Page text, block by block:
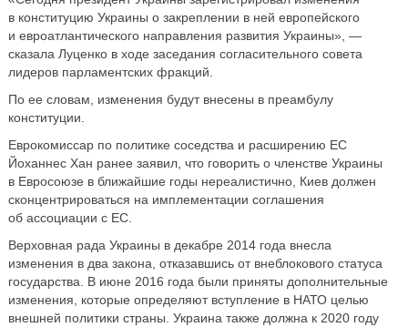
в конституцию Украины о закреплении в ней европейского
и евроатлантического направления развития Украины», —
сказала Луценко в ходе заседания согласительного совета
лидеров парламентских фракций.
По ее словам, изменения будут внесены в преамбулу
конституции.
Еврокомиссар по политике соседства и расширению ЕС
Йоханнес Хан ранее заявил, что говорить о членстве Украины
в Евросоюзе в ближайшие годы нереалистично, Киев должен
сконцентрироваться на имплементации соглашения
об ассоциации с ЕС.
Верховная рада Украины в декабре 2014 года внесла
изменения в два закона, отказавшись от внеблокового статуса
государства. В июне 2016 года были приняты дополнительные
изменения, которые определяют вступление в НАТО целью
внешней политики страны. Украина также должна к 2020 году